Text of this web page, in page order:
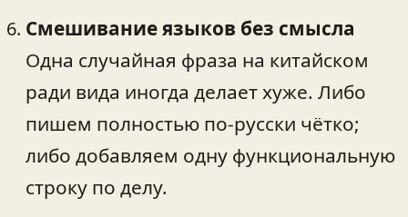
Смешивание языков без смысла
Одна случайная фраза на китайском
ради вида иногда делает хуже. Либо
пишем полностью по-русски чётко;
либо добавляем одну функциональную
строку по делу.